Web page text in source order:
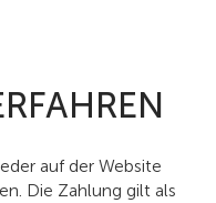
auf der Website
Die Zahlung gilt als